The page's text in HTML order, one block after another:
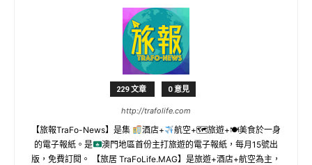
229 文章 0 意見
http://trafolife.com
【旅報TraFo-News】是集 酒店+
航空+🗺旅遊+🍽美食於一身
的電子報紙。是
澳門地區首份主打旅遊的電子報紙，每月15號出
版，免費訂閱。 【旅居 TraFoLife.MAG】是旅遊+酒店+航空為主，